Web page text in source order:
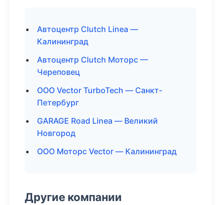
Автоцентр Clutch Linea —
Калининград
Автоцентр Clutch Моторс —
Череповец
ООО Vector TurboTech — Санкт-
Петербург
GARAGE Road Linea — Великий
Новгород
ООО Моторс Vector — Калининград
Другие компании